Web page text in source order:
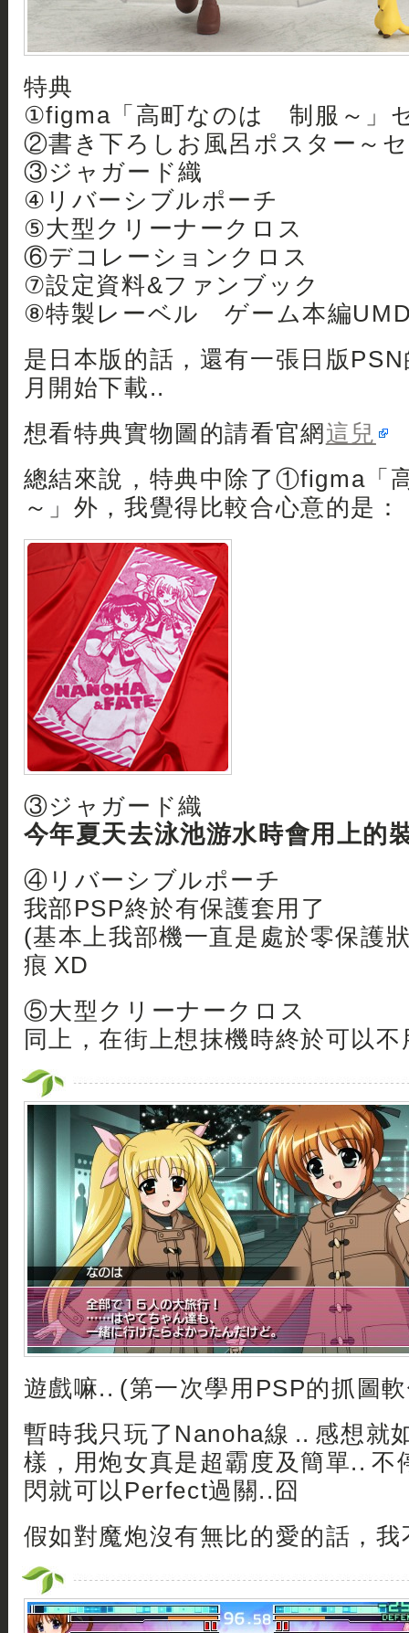
特典
①figma「高町なのは 制服～」
②書き下ろしお風呂ポスター～
③ジャガード織
④リバーシブルポーチ
⑤大型クリーナークロス
⑥デコレーションクロス
⑦設定資料&ファンブック
⑧特製レーベル ゲーム本編
是日本版的話，還有一張日版
月開始下載..
想看特典實物圖的請看官網 這兒
總結來說，特典中除了①figma「
～」外，我覺得比較合心意的是：
③ジャガード織
今年夏天去泳池游水時會用上的
④リバーシブルポーチ
我部PSP終於有保護套用了
(基本上我部機一直是處於零保護
痕 XD
⑤大型クリーナークロス
同上，在街上想抹機時終於可以
遊戲嘛.. (第一次學用PSP的抓圖
暫時我只玩了Nanoha線 .. 感想就
樣，用炮女真是超霸度及簡單.. 不
閃就可以Perfect過關..囧
假如對魔炮沒有無比的愛的話，我